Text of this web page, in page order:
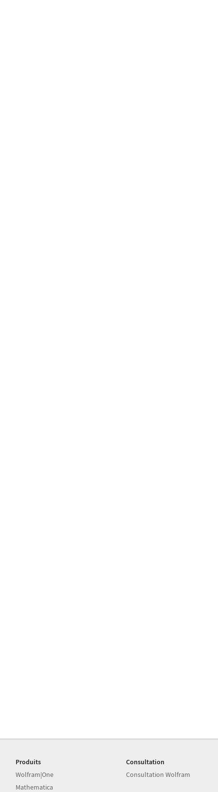
Produits
Wolfram|One
Mathematica
Consultation
Consultation Wolfram